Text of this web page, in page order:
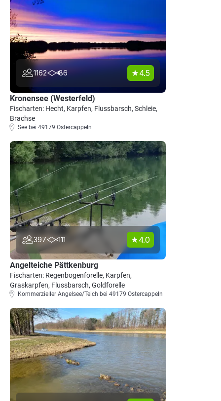
1162 86 4.5
Kronensee (Westerfeld)
Fischarten: Hecht, Karpfen, Flussbarsch, Schleie,
Brachse
See bei 49179 Ostercappeln
397 111 4.0
Angelteiche Pättkenburg
Fischarten: Regenbogenforelle, Karpfen,
Graskarpfen, Flussbarsch, Goldforelle
Kommerzieller Angelsee/Teich bei 49179 Ostercappeln